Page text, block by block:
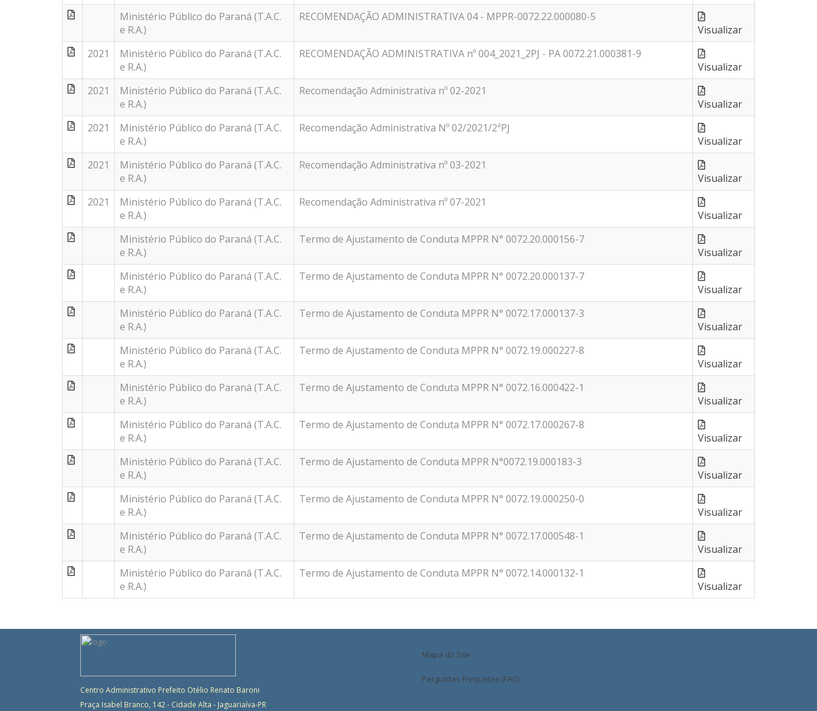
Ministério Público do Paraná (T.A.C.
e R.A.)
RECOMENDAÇÃO ADMINISTRATIVA 04 - MPPR-0072.22.000080-5
Visualizar
2021
Ministério Público do Paraná (T.A.C.
e R.A.)
RECOMENDAÇÃO ADMINISTRATIVA nº 004_2021_2PJ - PA 0072.21.000381-9
Visualizar
2021
Ministério Público do Paraná (T.A.C.
e R.A.)
Recomendação Administrativa nº 02-2021
Visualizar
2021
Ministério Público do Paraná (T.A.C.
e R.A.)
Recomendação Administrativa Nº 02/2021/2ªPJ
Visualizar
2021
Ministério Público do Paraná (T.A.C.
e R.A.)
Recomendação Administrativa nº 03-2021
Visualizar
2021
Ministério Público do Paraná (T.A.C.
e R.A.)
Recomendação Administrativa nº 07-2021
Visualizar
Ministério Público do Paraná (T.A.C.
e R.A.)
Termo de Ajustamento de Conduta MPPR N° 0072.20.000156-7
Visualizar
Ministério Público do Paraná (T.A.C.
e R.A.)
Termo de Ajustamento de Conduta MPPR N° 0072.20.000137-7
Visualizar
Ministério Público do Paraná (T.A.C.
e R.A.)
Termo de Ajustamento de Conduta MPPR N° 0072.17.000137-3
Visualizar
Ministério Público do Paraná (T.A.C.
e R.A.)
Termo de Ajustamento de Conduta MPPR N° 0072.19.000227-8
Visualizar
Ministério Público do Paraná (T.A.C.
e R.A.)
Termo de Ajustamento de Conduta MPPR N° 0072.16.000422-1
Visualizar
Ministério Público do Paraná (T.A.C.
e R.A.)
Termo de Ajustamento de Conduta MPPR N° 0072.17.000267-8
Visualizar
Ministério Público do Paraná (T.A.C.
e R.A.)
Termo de Ajustamento de Conduta MPPR N°0072.19.000183-3
Visualizar
Ministério Público do Paraná (T.A.C.
e R.A.)
Termo de Ajustamento de Conduta MPPR N° 0072.19.000250-0
Visualizar
Ministério Público do Paraná (T.A.C.
e R.A.)
Termo de Ajustamento de Conduta MPPR N° 0072.17.000548-1
Visualizar
Ministério Público do Paraná (T.A.C.
e R.A.)
Termo de Ajustamento de Conduta MPPR N° 0072.14.000132-1
Visualizar
Centro Administrativo Prefeito Otélio Renato Baroni
Praça Isabel Branco, 142 - Cidade Alta - Jaguariaíva-PR
Mapa do Site
Perguntas Frequetes (FAQ)